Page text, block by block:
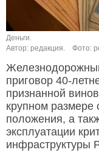
Деньги.
Автор: редакция.
Фото:
приговор 40-
признанной
крупном размере
положения, а
эксплуатации
инфраструктуры